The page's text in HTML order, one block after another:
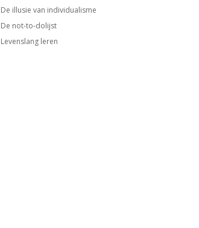
De illusie van individualisme
De not-to-dolijst
Levenslang leren